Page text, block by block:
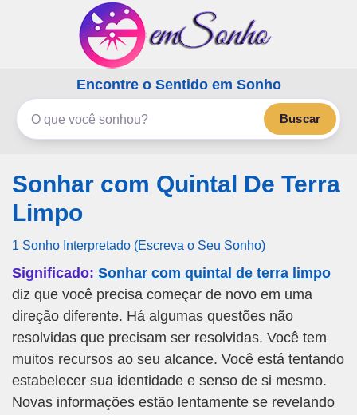
emSonho.com
Os sonhos significam mais
Encontre o Sentido em Sonho
Buscar
Sonhar com Quintal De Terra
Limpo
1 Sonho Interpretado (Escreva o Seu Sonho)
Significado: Sonhar com quintal de terra limpo
diz que você precisa começar de novo em uma
direção diferente. Há algumas questões não
resolvidas que precisam ser resolvidas. Você tem
muitos recursos ao seu alcance. Você está tentando
estabelecer sua identidade e senso de si mesmo.
Novas informações estão lentamente se revelando